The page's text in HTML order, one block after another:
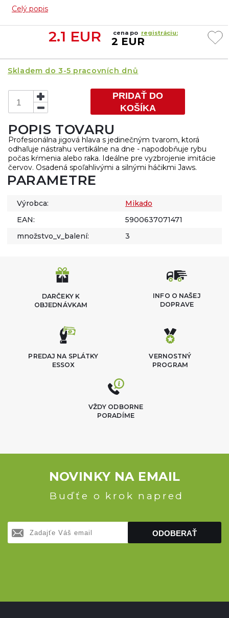
odhaľuje nástrahu vertikálne na dne - napodobňuje rybu
počas kŕmenia alebo raka. Ideálne pre vyzbrojenie
imitácie červov. Osadená spoľahlivými a silnými háčikmi
Celý popis
2.1 EUR cena po registráciu:
2 EUR
Skladem do 3-5 pracovních dnů
PRIDAŤ DO
KOŠÍKA
POPIS TOVARU
Profesionálna jigová hlava s jedinečným tvarom, ktorá
odhaľuje nástrahu vertikálne na dne - napodobňuje rybu
počas kŕmenia alebo raka. Ideálne pre vyzbrojenie imitácie
červov. Osadená spoľahlivými a silnými háčikmi Jaws.
PARAMETRE
Výrobca:
Mikado
EAN:
5900637071471
množstvo_v_balení:
3
DARČEKY K
OBJEDNÁVKAM
INFO O NAŠEJ
DOPRAVE
VERNOSTNÝ
PROGRAM
PREDAJ NA SPLÁTKY
ESSOX
VŽDY ODBORNE
PORADÍME
NOVINKY NA EMAIL
Buďťe o krok napred
ODOBERAŤ